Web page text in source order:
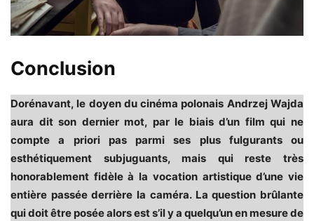
Conclusion
Dorénavant, le doyen du cinéma polonais Andrzej Wajda
aura dit son dernier mot, par le biais d’un film qui ne
compte a priori pas parmi ses plus fulgurants ou
esthétiquement subjuguants, mais qui reste très
honorablement fidèle à la vocation artistique d’une vie
entière passée derrière la caméra. La question brûlante
qui doit être posée alors est s’il y a quelqu’un en mesure de